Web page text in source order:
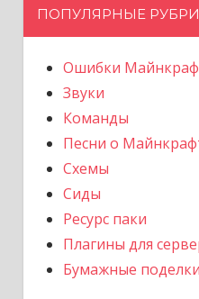
ПОПУЛЯРНЫЕ
Ошибки
Звуки
Команды
Песни о
Схемы
Сиды
Ресурс паки
Плагины для
Бумажные поделки